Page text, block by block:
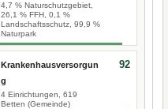
4,7 % Naturschutzgebiet,
26,1 % FFH, 0,1 %
Landschaftsschutz, 99,9 %
Naturpark
Krankenhausversorgun
g
4 Einrichtungen, 619
Betten (Gemeinde)
92